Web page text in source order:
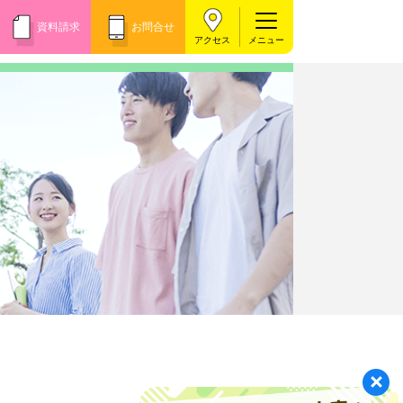
資料請求 お問合せ
アクセス